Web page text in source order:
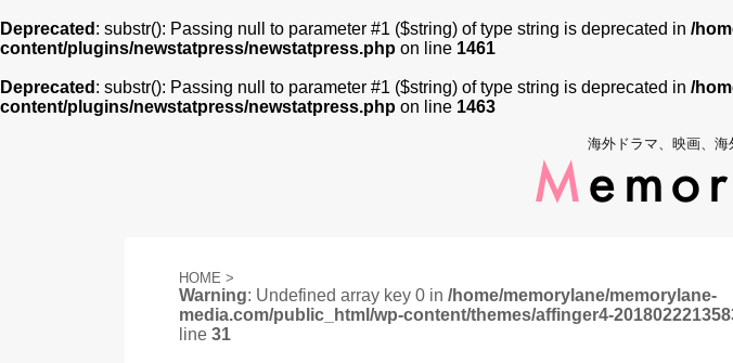
Deprecated : substr(): Passing null to parameter #1 ($string) of type string is deprecated in /
content/plugins/newstatpress/newstatpress.php on line 1461
Deprecated : substr(): Passing null to parameter #1 ($string) of type string is deprecated in /
content/plugins/newstatpress/newstatpress.php on line 1463
海外ドラマ、映画、
HOME >
Warning: Undefined array key 0 in /home/memorylane/memorylane-
media.com/public_html/wp-content/themes/affinger4-
line 31